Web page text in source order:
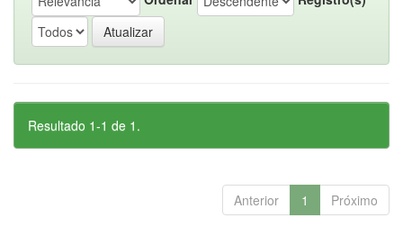
Resultado 1-1 de 1.
Anterior 1 Próximo